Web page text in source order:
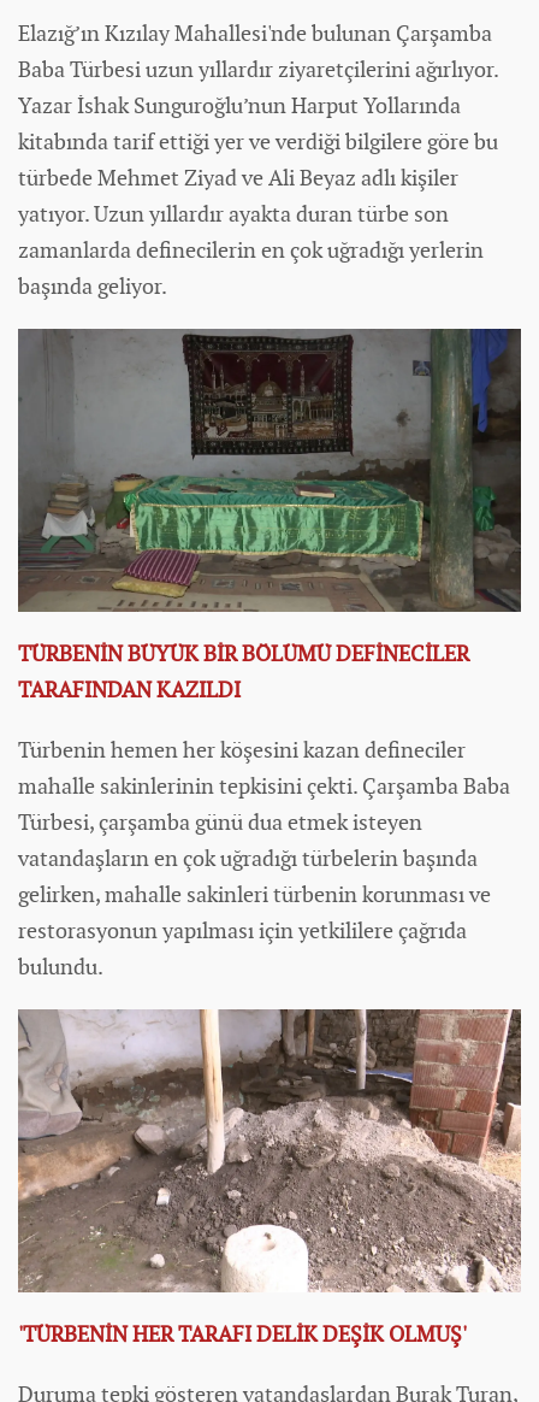
Elazığ’ın Kızılay Mahallesi'nde bulunan Çarşamba
Baba Türbesi uzun yıllardır ziyaretçilerini ağırlıyor.
Yazar İshak Sunguroğlu’nun Harput Yollarında
kitabında tarif ettiği yer ve verdiği bilgilere göre bu
türbede Mehmet Ziyad ve Ali Beyaz adlı kişiler
yatıyor. Uzun yıllardır ayakta duran türbe son
zamanlarda definecilerin en çok uğradığı yerlerin
başında geliyor.
TÜRBENİN BÜYÜK BİR BÖLÜMÜ DEFİNECİLER
TARAFINDAN KAZILDI
Türbenin hemen her köşesini kazan defineciler
mahalle sakinlerinin tepkisini çekti. Çarşamba Baba
Türbesi, çarşamba günü dua etmek isteyen
vatandaşların en çok uğradığı türbelerin başında
gelirken, mahalle sakinleri türbenin korunması ve
restorasyonun yapılması için yetkililere çağrıda
bulundu.
'TÜRBENİN HER TARAFI DELİK DEŞİK OLMUŞ'
Duruma tepki gösteren vatandaşlardan Burak Turan,